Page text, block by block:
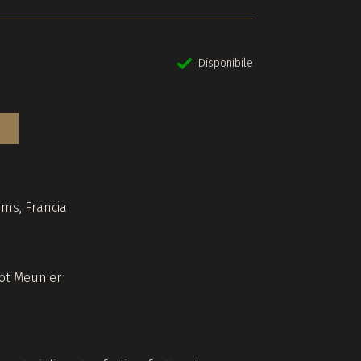
Disponibile
Francia
Meunier